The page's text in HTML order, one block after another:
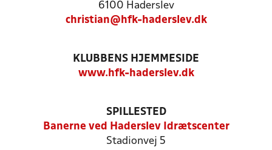
6100 Haderslev
christian@hfk-haderslev.dk
KLUBBENS HJEMMESIDE
www.hfk-haderslev.dk
SPILLESTED
Banerne ved Haderslev Idrætscenter
Stadionvej 5